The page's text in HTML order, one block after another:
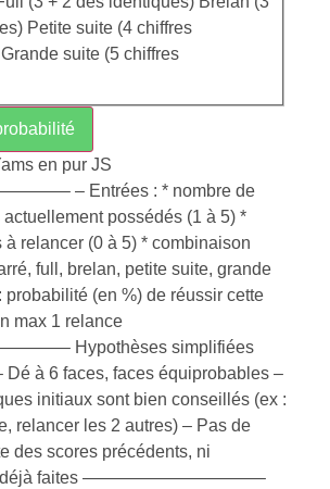
en pur JS
– Entrées : * nombre de
possédés (1 à 5) *
à relancer (0 à 5) * combinaison
full, brelan, petite suite, grande
probabilité (en %) de réussir cette
max 1 relance
Hypothèses simplifiées
Dé à 6 faces, faces équiprobables –
initiaux sont bien conseillés (ex :
relancer les 2 autres) – Pas de
des scores précédents, ni
déjà faites ——————————–